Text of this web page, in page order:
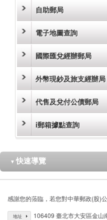
自助郵局
電子地圖查詢
國際匯兌經辦郵局
外幣現鈔及旅支經辦局
代售及兌付公債郵局
i郵箱據點查詢
▼ 快速導覽
感謝您的蒞臨，若您對中華郵政(股)
地址 106409 臺北市大安區金山